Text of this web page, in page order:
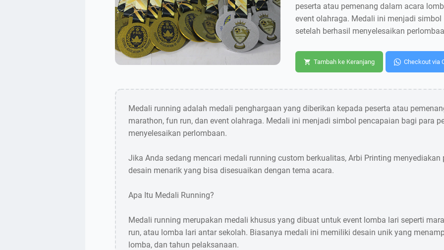
peserta atau pemenang dalam acara
event olahraga. Medali ini menjadi
setelah berhasil menyelesaikan
Tambah ke Keranjang Checkout via
Medali running adalah medali penghargaan yang diberikan kepada peserta atau
marathon, fun run, dan event olahraga. Medali ini menjadi simbol pencapaian bagi para
menyelesaikan perlombaan.
Jika Anda sedang mencari medali running custom berkualitas, Arbi Printing
desain menarik yang bisa disesuaikan dengan tema acara.
Apa Itu Medali Running?
Medali running merupakan medali khusus yang dibuat untuk event lomba lari seperti
run, atau lomba lari antar sekolah. Biasanya medali ini memiliki desain unik yang
lomba, dan tahun pelaksanaan.